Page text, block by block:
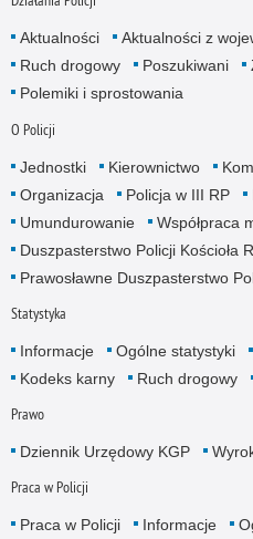
Aktualności Aktualności z
Ruch drogowy
Poszukiwani
Polemiki i sprostowania
O Policji
Jednostki Kierownictwo
Organizacja
Policja w III RP
Umundurowanie
Współpraca
Duszpasterstwo Policji Kościoła
Prawosławne Duszpasterstwo
Statystyka
Informacje Ogólne statystyki
Kodeks karny
Ruch drogowy
Prawo
Dziennik Urzędowy KGP
Praca w Policji
Praca w Policji Informacje